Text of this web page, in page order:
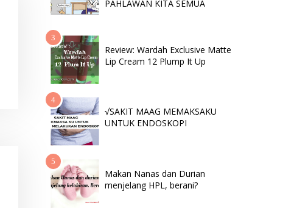
PAHLAWAN KITA SEMUA
Review: Wardah Exclusive Matte
Lip Cream 12 Plump It Up
√SAKIT MAAG MEMAKSAKU
UNTUK ENDOSKOPI
Makan Nanas dan Durian
menjelang HPL, berani?